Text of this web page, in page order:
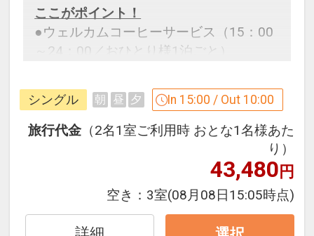
ここがポイント！
●ウェルカムコーヒーサービス（15：00
～24：00／おひとり様1泊ごと）
※旅行代金に含まれます。
「食事なしプラン」と「朝食付プラン」
●「食事なしプラン」と「朝食付プラ
※ご覧のページがどちらかを【食事条
の項目でご確認のうえ、予約にお進
シングル 朝 昼 夕 In 15:00 / Out 10:00
旅行代金 （2名1室ご利用時 おとな1名様あた
り）
43,480円
空き： 3室(08月08日15:05時点)